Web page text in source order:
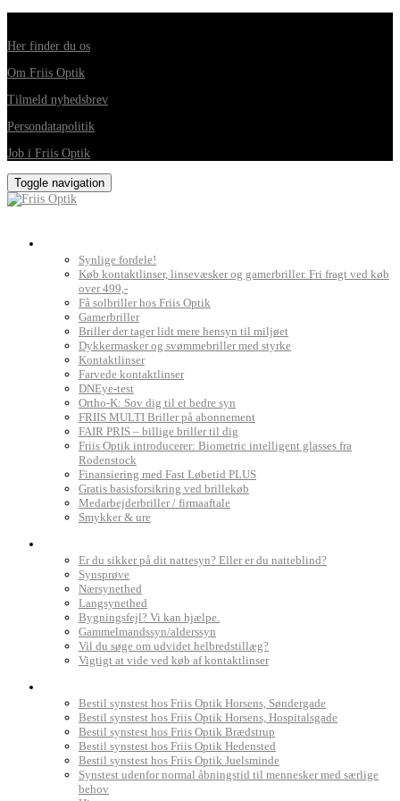
Her finder du os
Om Friis Optik
Tilmeld nyhedsbrev
Persondatapolitik
Job i Friis Optik
Toggle navigation
Synlige fordele!
Køb kontaktlinser, linsevæsker og gamerbriller. Fri fragt ved køb
over 499,-
Få solbriller hos Friis Optik
Gamerbriller
Briller der tager lidt mere hensyn til miljøet
Dykkermasker og svømmebriller med styrke
Kontaktlinser
Farvede kontaktlinser
DNEye-test
Ortho-K: Sov dig til et bedre syn
FRIIS MULTI Briller på abonnement
FAIR PRIS – billige briller til dig
Friis Optik introducerer: Biometric intelligent glasses fra
Rodenstock
Finansiering med Fast Løbetid PLUS
Gratis basisforsikring ved brillekøb
Medarbejderbriller / firmaaftale
Smykker & ure
Er du sikker på dit nattesyn? Eller er du natteblind?
Synsprøve
Nærsynethed
Langsynethed
Bygningsfejl? Vi kan hjælpe.
Gammelmandssyn/alderssyn
Vil du søge om udvidet helbredstillæg?
Vigtigt at vide ved køb af kontaktlinser
Bestil synstest hos Friis Optik Horsens, Søndergade
Bestil synstest hos Friis Optik Horsens, Hospitalsgade
Bestil synstest hos Friis Optik Brædstrup
Bestil synstest hos Friis Optik Hedensted
Bestil synstest hos Friis Optik Juelsminde
Synstest udenfor normal åbningstid til mennesker med særlige
behov